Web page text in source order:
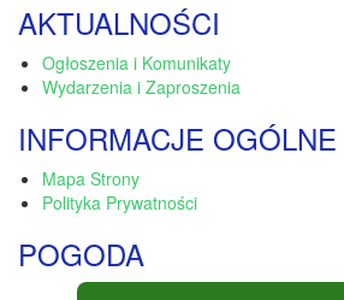
AKTUALNOŚCI
Ogłoszenia i Komunikaty
Wydarzenia i Zaproszenia
INFORMACJE OGÓLNE
Mapa Strony
Polityka Prywatności
POGODA